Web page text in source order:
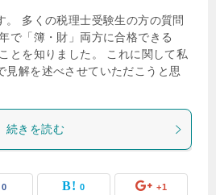
。 多くの税理士受験生の方の質問
で「簿・財」両方に合格できる
とを知りました。 これに関して私
見解を述べさせていただこうと思
続きを読む
0 0 +1